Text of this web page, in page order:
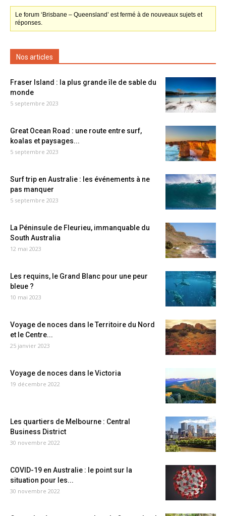
Le forum ‘Brisbane – Queensland’ est fermé à de nouveaux sujets et
réponses.
Nos articles
Fraser Island : la plus grande île de sable du
monde
5 septembre 2023
Great Ocean Road : une route entre surf,
koalas et paysages...
5 septembre 2023
Surf trip en Australie : les événements à ne
pas manquer
5 septembre 2023
La Péninsule de Fleurieu, immanquable du
South Australia
12 mai 2023
Les requins, le Grand Blanc pour une peur
bleue ?
10 mai 2023
Voyage de noces dans le Territoire du Nord
et le Centre...
25 janvier 2023
Voyage de noces dans le Victoria
19 décembre 2022
Les quartiers de Melbourne : Central
Business District
30 novembre 2022
COVID-19 en Australie : le point sur la
situation pour les...
30 novembre 2022